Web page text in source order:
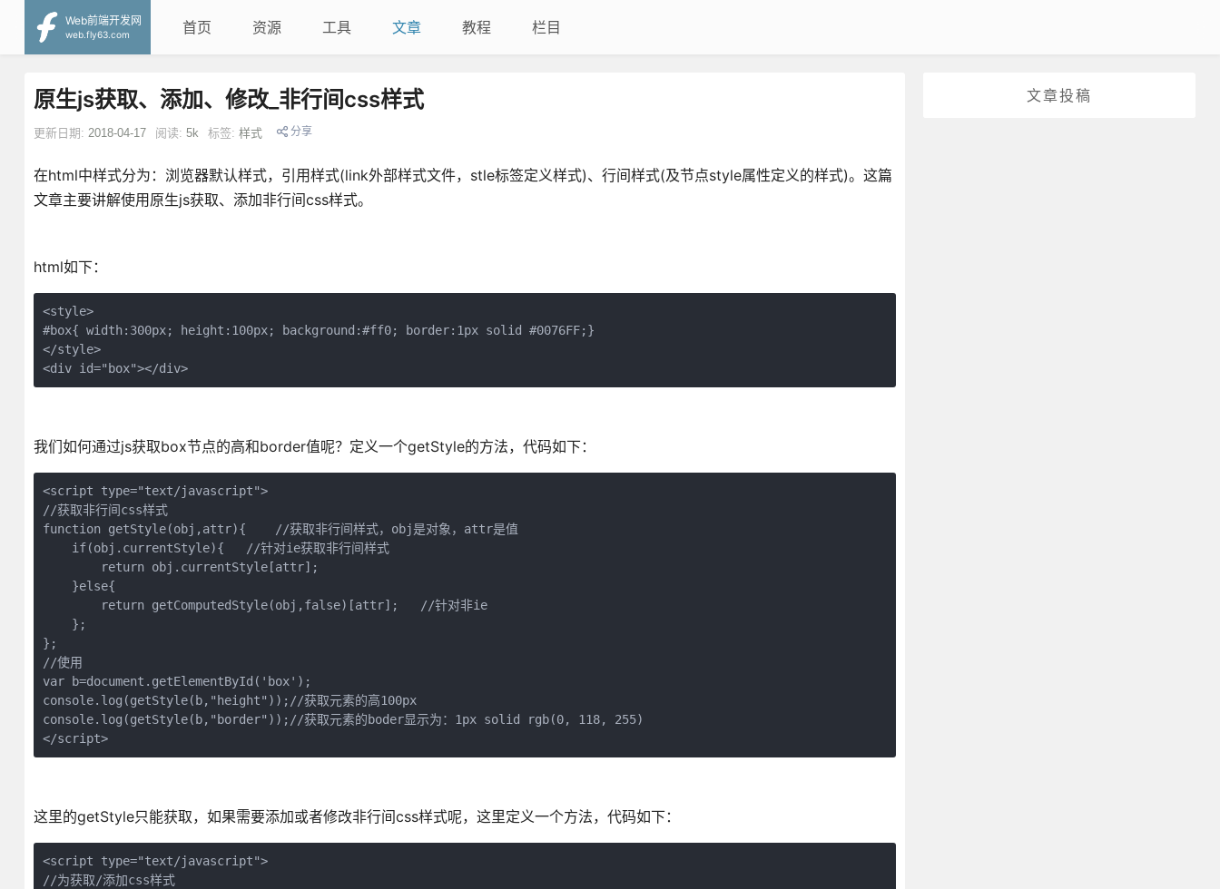
Web前端开发网
web.fly63.com
首页 资源 工具 文章 教程 栏目
文章投稿
原生js获取、添加、修改_非行间css样式
更新日期: 2018-04-17 阅读: 5k 标签: 样式 分享
在html中样式分为：浏览器默认样式，引用样式(link外部样式文件，stle标签定义样式)、行间样式(及节点style属性定义的样式)。这篇
文章主要讲解使用原生js获取、添加非行间css样式。
html如下：
<style>
#box{ width:300px; height:100px; background:#ff0; border:1px solid #0076FF;}
</style>
<div id="box"></div>
我们如何通过js获取box节点的高和border值呢？定义一个getStyle的方法，代码如下：
<script type="text/javascript">
//获取非行间css样式
function getStyle(obj,attr){    //获取非行间样式，obj是对象，attr是值
    if(obj.currentStyle){   //针对ie获取非行间样式
        return obj.currentStyle[attr];
    }else{
        return getComputedStyle(obj,false)[attr];   //针对非ie
    };
};
//使用
var b=document.getElementById('box');
console.log(getStyle(b,"height"));//获取元素的高100px
console.log(getStyle(b,"border"));//获取元素的boder显示为：1px solid rgb(0, 118, 255)
</script>
这里的getStyle只能获取，如果需要添加或者修改非行间css样式呢，这里定义一个方法，代码如下：
<script type="text/javascript">
//为获取/添加css样式